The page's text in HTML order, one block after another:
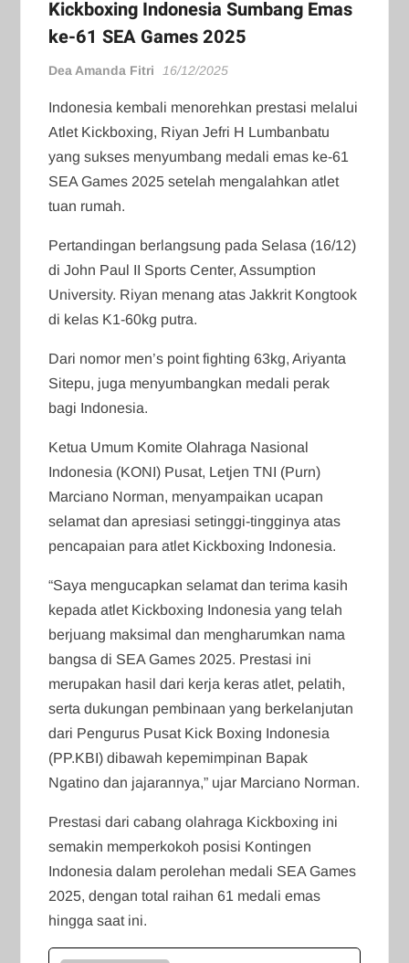
Kickboxing Indonesia Sumbang Emas
ke-61 SEA Games 2025
Dea Amanda Fitri 16/12/2025
Indonesia kembali menorehkan prestasi melalui
Atlet Kickboxing, Riyan Jefri H Lumbanbatu
yang sukses menyumbang medali emas ke-61
SEA Games 2025 setelah mengalahkan atlet
tuan rumah.
Pertandingan berlangsung pada Selasa (16/12)
di John Paul II Sports Center, Assumption
University. Riyan menang atas Jakkrit Kongtook
di kelas K1-60kg putra.
Dari nomor men’s point fighting 63kg, Ariyanta
Sitepu, juga menyumbangkan medali perak
bagi Indonesia.
Ketua Umum Komite Olahraga Nasional
Indonesia (KONI) Pusat, Letjen TNI (Purn)
Marciano Norman, menyampaikan ucapan
selamat dan apresiasi setinggi-tingginya atas
pencapaian para atlet Kickboxing Indonesia.
“Saya mengucapkan selamat dan terima kasih
kepada atlet Kickboxing Indonesia yang telah
berjuang maksimal dan mengharumkan nama
bangsa di SEA Games 2025. Prestasi ini
merupakan hasil dari kerja keras atlet, pelatih,
serta dukungan pembinaan yang berkelanjutan
dari Pengurus Pusat Kick Boxing Indonesia
(PP.KBI) dibawah kepemimpinan Bapak
Ngatino dan jajarannya,” ujar Marciano Norman.
Prestasi dari cabang olahraga Kickboxing ini
semakin memperkokoh posisi Kontingen
Indonesia dalam perolehan medali SEA Games
2025, dengan total raihan 61 medali emas
hingga saat ini.